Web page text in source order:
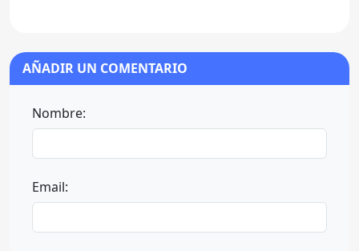
AÑADIR UN COMENTARIO
Nombre:
Email: